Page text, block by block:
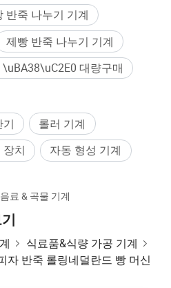
Co., Ltd는 허베이 지역의
리에 많은 관심을 기울이고 있습니
반죽 나누기 기계
제빵 반죽 나누기 기계
대량구매
롤러 기계
장치 자동 형성 기계
료 & 곡물 기계
식료품&식량 가공 기계
자 반죽 롤링네덜란드 빵 머신